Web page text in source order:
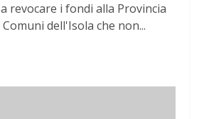
revocare i fondi alla Provincia
dell'Isola che non...